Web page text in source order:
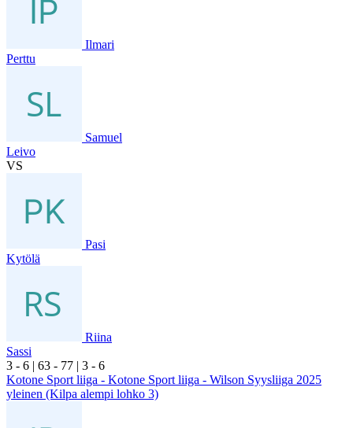
Ilmari
Perttu
Samuel
Leivo
VS
Pasi
Kytölä
Riina
Sassi
3 - 6 | 63 - 77 | 3 - 6
Kotone Sport liiga - Kotone Sport liiga - Wilson Syysliiga 2025
yleinen (Kilpa alempi lohko 3)